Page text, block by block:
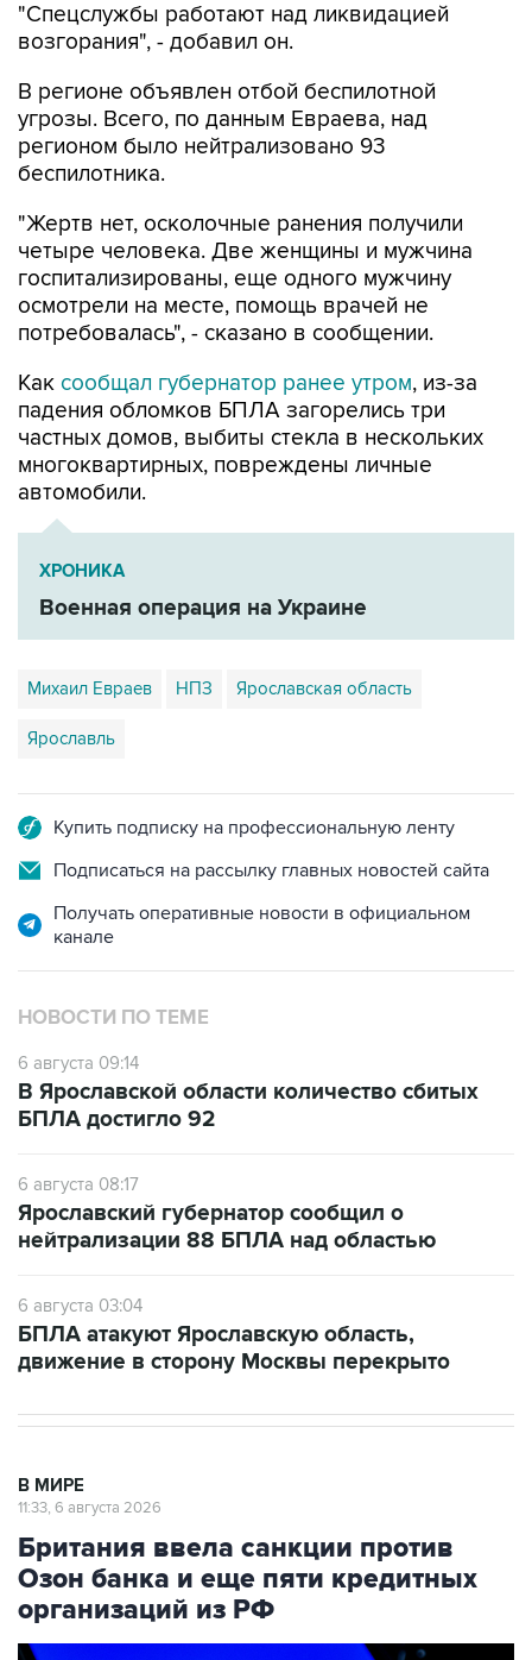
"Спецслужбы работают над ликвидацией
возгорания", - добавил он.
В регионе объявлен отбой беспилотной
угрозы. Всего, по данным Евраева, над
регионом было нейтрализовано 93
беспилотника.
"Жертв нет, осколочные ранения получили
четыре человека. Две женщины и мужчина
госпитализированы, еще одного мужчину
осмотрели на месте, помощь врачей не
потребовалась", - сказано в сообщении.
Как сообщал губернатор ранее утром, из-за
падения обломков БПЛА загорелись три
частных домов, выбиты стекла в нескольких
многоквартирных, повреждены личные
автомобили.
ХРОНИКА
Военная операция на Украине
Михаил Евраев НПЗ Ярославская область
Ярославль
Купить подписку на профессиональную ленту
Подписаться на рассылку главных новостей сайта
Получать оперативные новости в официальном
канале
НОВОСТИ ПО ТЕМЕ
6 августа 09:14
В Ярославской области количество сбитых
БПЛА достигло 92
6 августа 08:17
Ярославский губернатор сообщил о
нейтрализации 88 БПЛА над областью
6 августа 03:04
БПЛА атакуют Ярославскую область,
движение в сторону Москвы перекрыто
В МИРЕ
11:33, 6 августа 2026
Британия ввела санкции против
Озон банка и еще пяти кредитных
организаций из РФ